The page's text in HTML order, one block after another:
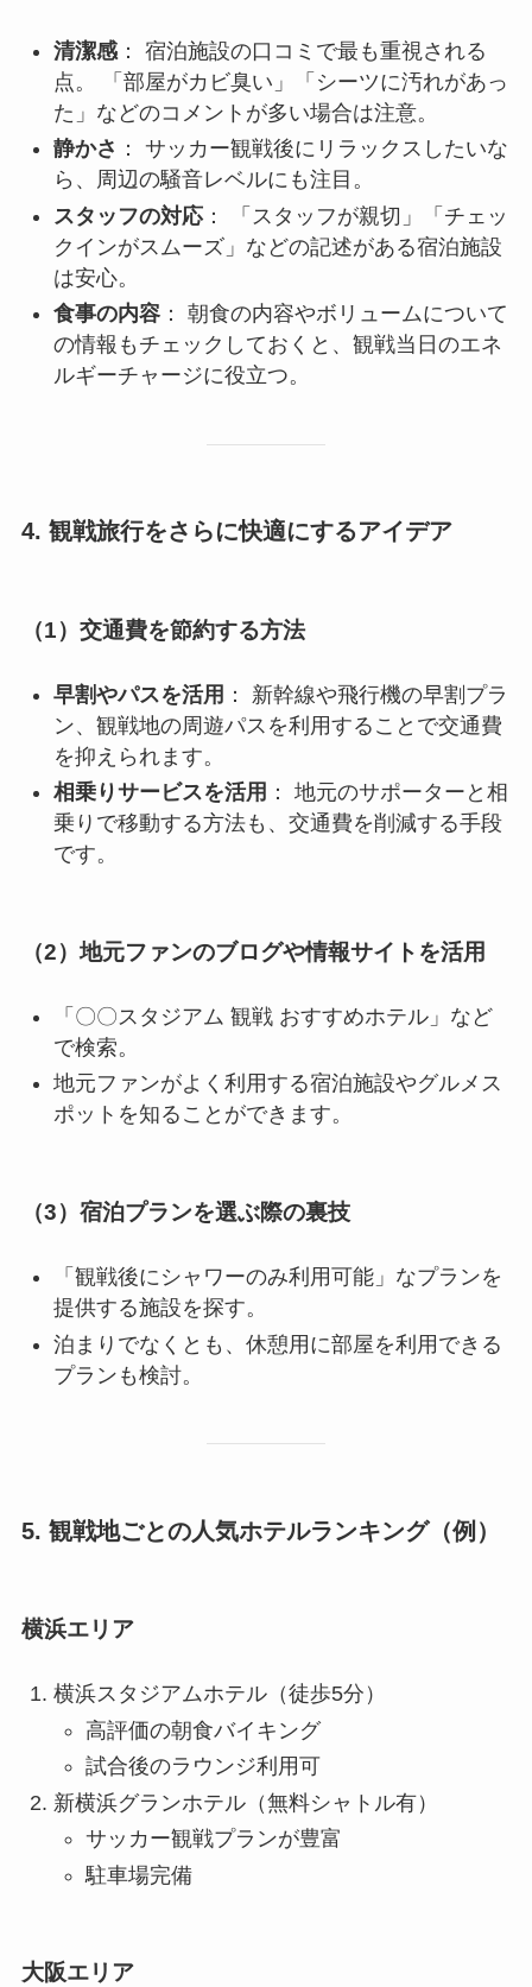
清潔感： 宿泊施設の口コミで最も重視される
点。 「部屋がカビ臭い」「シーツに汚れがあっ
た」などのコメントが多い場合は注意。
静かさ ： サッカー観戦後にリラックスしたいな
ら、周辺の騒音レベルにも注目。
スタッフの対応： 「スタッフが親切」「チェッ
クインがスムーズ」などの記述がある宿泊施設
は安心。
食事の内容： 朝食の内容やボリュームについて
の情報もチェックしておくと、観戦当日のエネ
ルギーチャージに役立つ。
4. 観戦旅行をさらに快適にするアイデア
（1）交通費を節約する方法
早割やパスを活用 ： 新幹線や飛行機の早割プラ
ン、観戦地の周遊パスを利用することで交通費
を抑えられます。
相乗りサービスを活用 ： 地元のサポーターと相
乗りで移動する方法も、交通費を削減する手段
です。
（2）地元ファンのブログや情報サイトを活用
「〇〇スタジアム 観戦 おすすめホテル」など
で検索。
地元ファンがよく利用する宿泊施設やグルメス
ポットを知ることができます。
（3）宿泊プランを選ぶ際の裏技
「観戦後にシャワーのみ利用可能」なプランを
提供する施設を探す。
泊まりでなくとも、休憩用に部屋を利用できる
プランも検討。
5. 観戦地ごとの人気ホテルランキング（例）
横浜エリア
横浜スタジアムホテル（徒歩5分）
高評価の朝食バイキング
試合後のラウンジ利用可
新横浜グランホテル（無料シャトル有）
サッカー観戦プランが豊富
駐車場完備
大阪エリア